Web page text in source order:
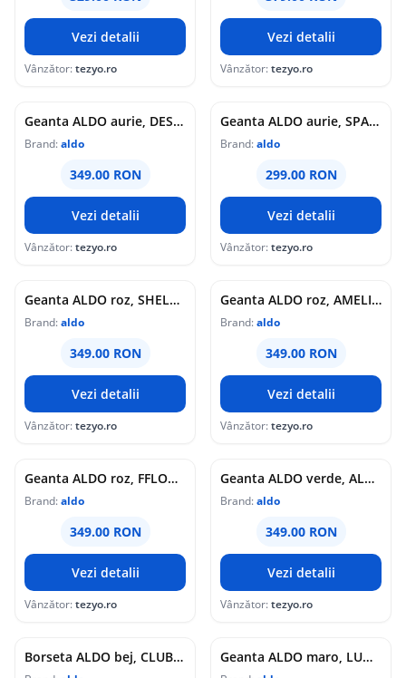
Vezi detalii
Vânzător:tezyo.ro
Vezi detalii
Vânzător:tezyo.ro
Geanta ALDO aurie, DESERTROSE 710, din piele ecologica
Brand:aldo
349.00 RON
Vezi detalii
Vânzător:tezyo.ro
Geanta ALDO aurie, SPARKLEBAG 710, din piele ecologica
Brand:aldo
299.00 RON
Vezi detalii
Vânzător:tezyo.ro
Geanta ALDO roz, SHELLAPINK 680, din pvc
Brand:aldo
349.00 RON
Vezi detalii
Vânzător:tezyo.ro
Geanta ALDO roz, AMELISA 650, din piele ecologica
Brand:aldo
349.00 RON
Vezi detalii
Vânzător:tezyo.ro
Geanta ALDO roz, FFLOWERPUFF 680, din piele eologica
Brand:aldo
349.00 RON
Vezi detalii
Vânzător:tezyo.ro
Geanta ALDO verde, ALAYAMOON 300, din piele ecologica
Brand:aldo
349.00 RON
Vezi detalii
Vânzător:tezyo.ro
Borseta ALDO bej, CLUBLIFE 274, din material textil Geanta ALDO maro, LUNANOOR 210, din material textil